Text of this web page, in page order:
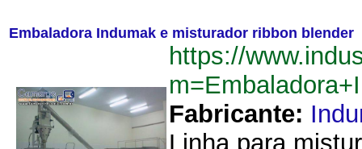
Embaladora Indumak e misturador ribbon blender
https://
Fabricante:
Linha para